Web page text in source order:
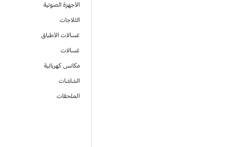
الأجهزة الصوتية
الثلاجات
غسالات الأطباق
غسالات
مكانس كهربائية
الشاشات
الملحقات